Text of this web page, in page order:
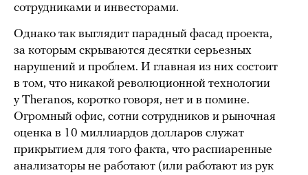
сотрудниками и инвесторами.
Однако так выглядит парадный фасад проекта,
за которым скрываются десятки серьезных
нарушений и проблем. И главная из них состоит
в том, что никакой революционной технологии
у Theranos, коротко говоря, нет и в помине.
Огромный офис, сотни сотрудников и рыночная
оценка в 10 миллиардов долларов служат
прикрытием для того факта, что распиаренные
анализаторы не работают (или работают из рук